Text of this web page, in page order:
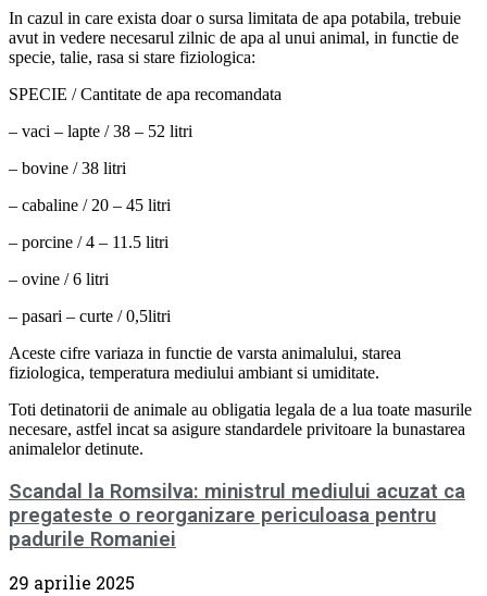
In cazul in care exista doar o sursa limitata de apa potabila, trebuie
avut in vedere necesarul zilnic de apa al unui animal, in functie de
specie, talie, rasa si stare fiziologica:
SPECIE / Cantitate de apa recomandata
– vaci – lapte / 38 – 52 litri
– bovine / 38 litri
– cabaline / 20 – 45 litri
– porcine / 4 – 11.5 litri
– ovine / 6 litri
– pasari – curte / 0,5litri
Aceste cifre variaza in functie de varsta animalului, starea
fiziologica, temperatura mediului ambiant si umiditate.
Toti detinatorii de animale au obligatia legala de a lua toate masurile
necesare, astfel incat sa asigure standardele privitoare la bunastarea
animalelor detinute.
Scandal la Romsilva: ministrul mediului acuzat ca
pregateste o reorganizare periculoasa pentru
padurile Romaniei
29 aprilie 2025